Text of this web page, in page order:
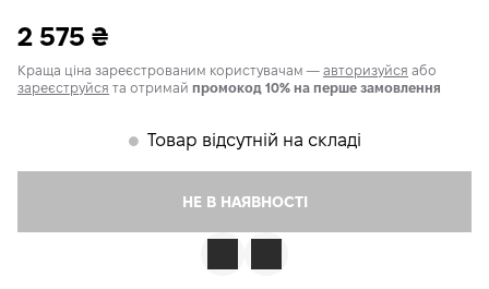
2 575 ₴
Краща ціна зареєстрованим користувачам — авторизуйся або
зареєструйся та отримай промокод 10% на перше замовлення
𒊹 Товар відсутній на складі
НЕ В НАЯВНОСТІ